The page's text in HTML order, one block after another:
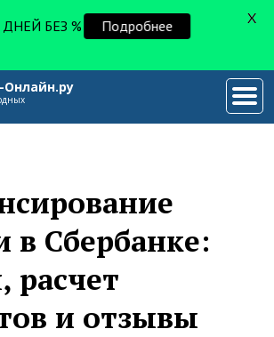
###
в Сбербанке:
расчет
и отзывы
БЕЗ % Подробнее X